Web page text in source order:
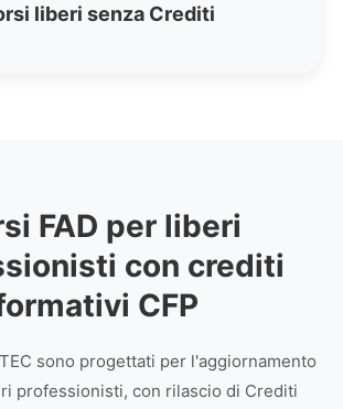
liberi senza Crediti
FAD per liberi
con crediti
CFP
sono progettati per l'aggiornamento
professionisti, con rilascio di Crediti